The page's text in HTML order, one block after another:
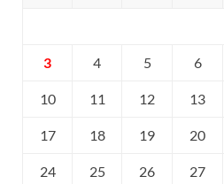
3 4 5 6
10 11 12 13
17 18 19 20
24 25 26 27